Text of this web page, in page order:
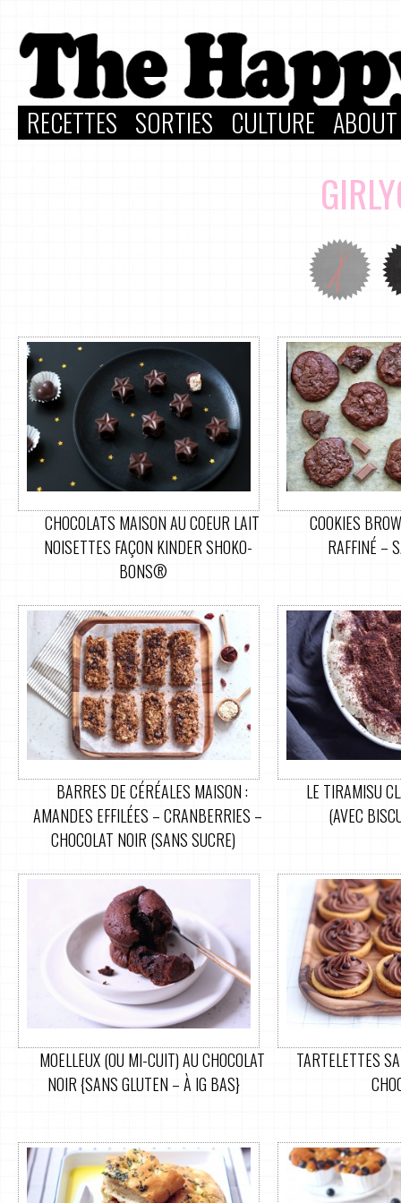
RECETTES SORTIES CULTURE
CHOCOLATS MAISON AU COEUR LAIT
NOISETTES FAÇON KINDER SHOKO-
BONS®
COOKIES
RAFFINÉ –
BARRES DE CÉRÉALES MAISON :
AMANDES EFFILÉES – CRANBERRIES –
CHOCOLAT NOIR (SANS SUCRE)
LE TIRAMISU
(AVEC
MOELLEUX (OU MI-CUIT) AU CHOCOLAT
NOIR {SANS GLUTEN – À IG BAS}
TARTELETTES